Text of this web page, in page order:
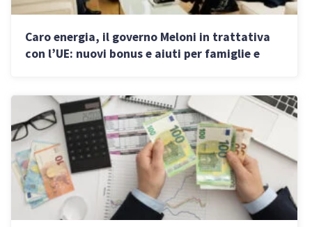
Caro energia, il governo Meloni in trattativa
con l’UE: nuovi bonus e aiuti per famiglie e